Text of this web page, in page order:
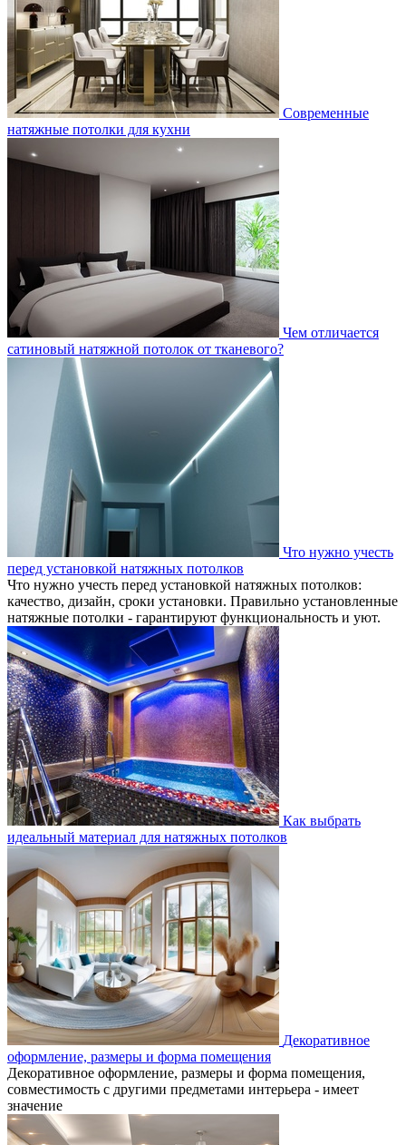
Современные
натяжные потолки для кухни
Чем отличается
сатиновый натяжной потолок от тканевого?
Что нужно учесть
перед установкой натяжных потолков
Что нужно учесть перед установкой натяжных потолков:
качество, дизайн, сроки установки. Правильно установленные
натяжные потолки - гарантируют функциональность и уют.
Как выбрать
идеальный материал для натяжных потолков
Декоративное
оформление, размеры и форма помещения
Декоративное оформление, размеры и форма помещения,
совместимость с другими предметами интерьера - имеет
значение